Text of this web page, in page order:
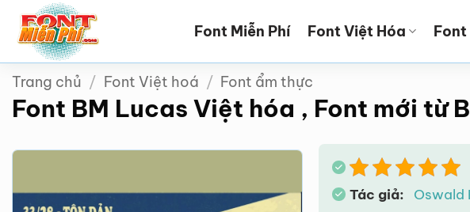
qua
dung
Font Miễn Phí Font Việt Hóa Font
Trang chủ / Font Việt hoá / Font ẩm thực
Font BM Lucas Việt hóa , Font mới từ
Tác giả:
Oswald